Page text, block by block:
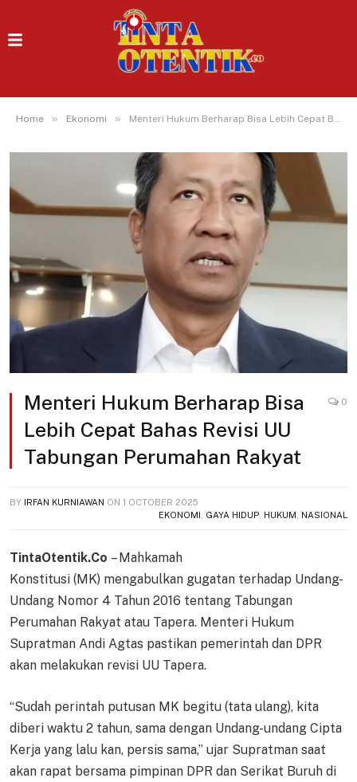
Home » Ekonomi » Menteri Hukum Berharap Bisa Lebih Cepat Bahas Revisi UU Tabungan Perumahan Rakyat
Menteri Hukum Berharap Bisa
Lebih Cepat Bahas Revisi UU
Tabungan Perumahan Rakyat
0
BY IRFAN KURNIAWAN ON 1 OCTOBER 2025
EKONOMI
GAYA HIDUP HUKUM NASIONAL
TintaOtentik.Co – Mahkamah
Konstitusi (MK) mengabulkan gugatan terhadap Undang-
Undang Nomor 4 Tahun 2016 tentang Tabungan
Perumahan Rakyat atau Tapera. Menteri Hukum
Supratman Andi Agtas pastikan pemerintah dan DPR
akan melakukan revisi UU Tapera.
“Sudah perintah putusan MK begitu (tata ulang), kita
diberi waktu 2 tahun, sama dengan Undang-undang Cipta
Kerja yang lalu kan, persis sama,” ujar Supratman saat
akan rapat bersama pimpinan DPR dan Serikat Buruh di